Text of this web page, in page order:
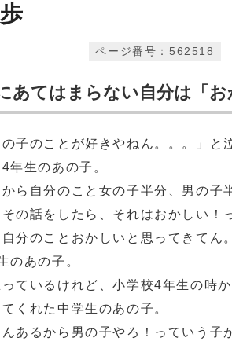
ページ番号：562518
あてはまらない自分は「お
の子のことが好きやねん。。。」と
年生のあの子。
から自分のこと女の子半分、男の子
の話をしたら、それはおかしい！
分のことおかしいと思ってきてん
のあの子。
ているけれど、小学校4年生の時
くれた中学生のあの子。
あるから男の子やろ！っていう子